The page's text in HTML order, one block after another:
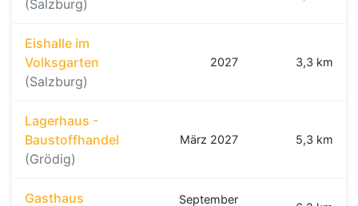
(Salzburg)
Eishalle im
Volksgarten
(Salzburg)
2027 3,3 km
Lagerhaus -
Baustoffhandel
(Grödig)
März 2027 5,3 km
Gasthaus
September